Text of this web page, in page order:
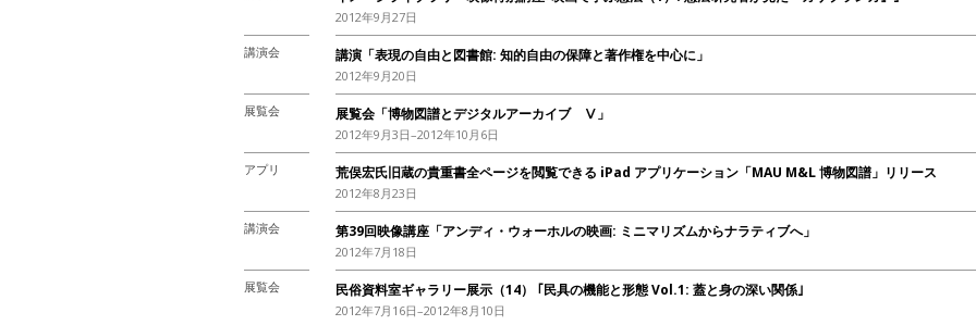
2012年9月27日
講演会 講演「表現の自由と図書館: 知的自由の保障と著作権を中心に」
2012年9月20日
展覧会 展覧会「博物図譜とデジタルアーカイブ Ⅴ」
2012年9月3日–2012年10月6日
アプリ 荒俣宏氏旧蔵の貴重書全ページを閲覧できる iPad アプリケーション「MAU M&L 博物図譜」リリース
2012年8月23日
講演会 第39回映像講座「アンディ・ウォーホルの映画: ミニマリズムからナラティブへ」
2012年7月18日
展覧会 民俗資料室ギャラリー展示（14） ｢民具の機能と形態 Vol.1: 蓋と身の深い関係｣
2012年7月16日–2012年8月10日